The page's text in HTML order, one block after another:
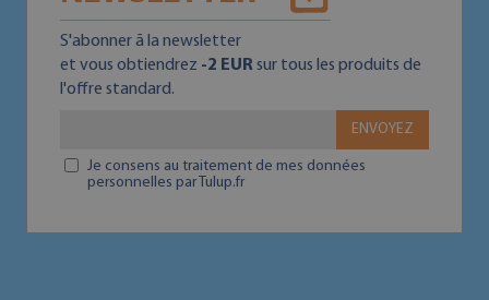
S'abonner ā la newsletter
et vous obtiendrez -2 EUR sur tous les produits de
l'offre standard.
ENVOYEZ
Je consens au traitement de mes données
personnelles par Tulup.fr